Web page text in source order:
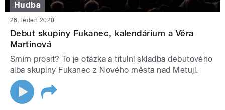
Hudba
28. leden 2020
Debut skupiny Fukanec, kalendárium a Věra
Martinová
Smím prosit? To je otázka a titulní skladba debutového
alba skupiny Fukanec z Nového města nad Metují.